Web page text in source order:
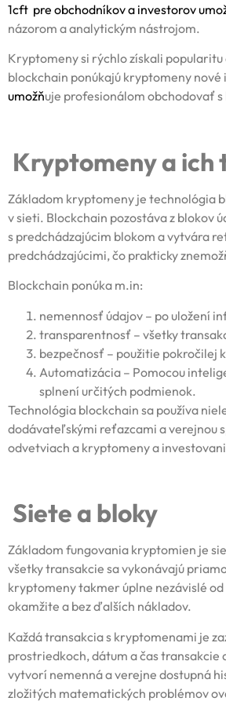
1cft pre obchodníkov a investorov
názorom a analytickým nástrojom.
Kryptomeny si rýchlo získali
blockchain ponúkajú kryptomeny
umožňuje profesionálom obchodovať
Kryptomeny a ich
Základom kryptomeny je technológia
v sieti. Blockchain pozostáva z blokov
s predchádzajúcim blokom a vytvára
predchádzajúcimi, čo prakticky
Blockchain ponúka m.in:
nemennosť údajov – po uložení
transparentnosť – všetky
bezpečnosť – použitie pokročilej
Automatizácia – Pomocou
splnení určitých podmienok.
Technológia blockchain sa používa
dodávateľskými reťazcami a verejnou
odvetviach a kryptomeny a
Siete a bloky
Základom fungovania kryptomien je
všetky transakcie sa vykonávajú
kryptomeny takmer úplne nezávislé
okamžite a bez ďalších nákladov.
Každá transakcia s kryptomenami je
prostriedkoch, dátum a čas transakcie
vytvorí nemenná a verejne dostupná
zložitých matematických problémov